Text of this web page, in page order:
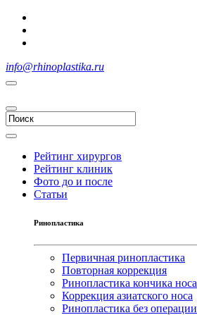
info@rhinoplastika.ru
Рейтинг хирургов
Рейтинг клиник
Фото до и после
Статьи
Ринопластика
Первичная ринопластика
Повторная коррекция
Ринопластика кончика носа
Коррекция азиатского носа
Ринопластика без операции